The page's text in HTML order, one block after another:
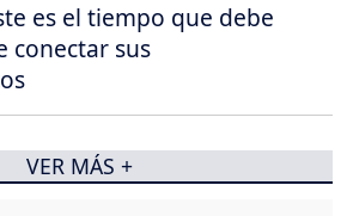
es el tiempo que debe
conectar sus
VER MÁS +